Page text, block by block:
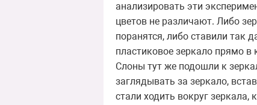
анализировать эти
цветов не различают. Либо
поранятся, либо ставили так
пластиковое зеркало прямо
Слоны тут же подошли к
заглядывать за зеркало,
стали ходить вокруг зеркала,